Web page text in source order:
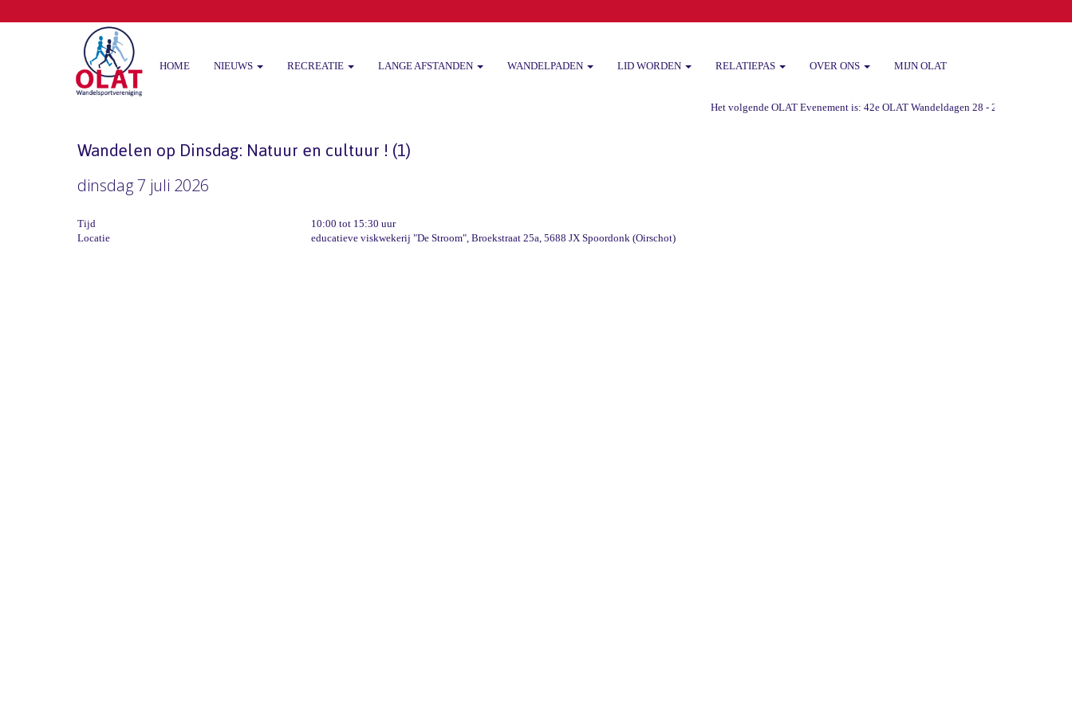
HOME NIEUWS RECREATIE LANGE AFSTANDEN WANDELPADEN LID WORDEN RELATIEPAS OVER ONS MIJN OLAT
Het volgende OLAT Evenement is: 42e OLAT Wandeldagen 28 - 29 -30 augustus
Wandelen op Dinsdag: Natuur en cultuur ! (1)
dinsdag 7 juli 2026
Tijd
10:00 tot 15:30 uur
Locatie
educatieve viskwekerij "De Stroom", Broekstraat 25a, 5688 JX Spoordonk (Oirschot)